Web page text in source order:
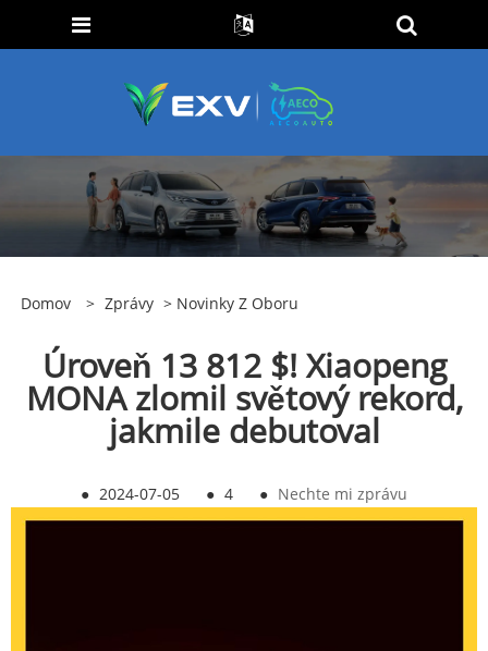
Domov > Zprávy > Novinky Z Oboru
Úroveň 13 812 $! Xiaopeng
MONA zlomil světový rekord,
jakmile debutoval
● 2024-07-05 ● 4 ● Nechte mi zprávu